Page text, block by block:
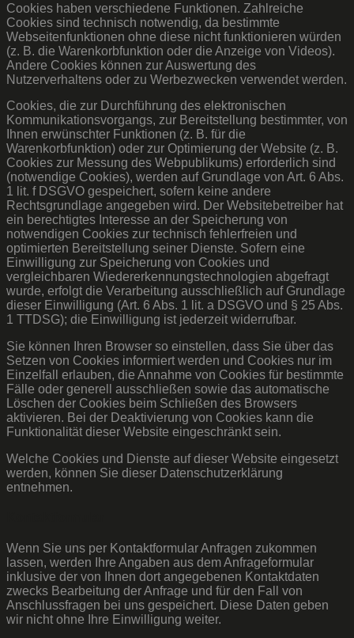
Cookies haben verschiedene Funktionen. Zahlreiche
Cookies sind technisch notwendig, da bestimmte
Webseitenfunktionen ohne diese nicht funktionieren würden
(z. B. die Warenkorbfunktion oder die Anzeige von Videos).
Andere Cookies können zur Auswertung des
Nutzerverhaltens oder zu Werbezwecken verwendet werden.
Cookies, die zur Durchführung des elektronischen
Kommunikationsvorgangs, zur Bereitstellung bestimmter, von
Ihnen erwünschter Funktionen (z. B. für die
Warenkorbfunktion) oder zur Optimierung der Website (z. B.
Cookies zur Messung des Webpublikums) erforderlich sind
(notwendige Cookies), werden auf Grundlage von Art. 6 Abs.
1 lit. f DSGVO gespeichert, sofern keine andere
Rechtsgrundlage angegeben wird. Der Websitebetreiber hat
ein berechtigtes Interesse an der Speicherung von
notwendigen Cookies zur technisch fehlerfreien und
optimierten Bereitstellung seiner Dienste. Sofern eine
Einwilligung zur Speicherung von Cookies und
vergleichbaren Wiedererkennungstechnologien abgefragt
wurde, erfolgt die Verarbeitung ausschließlich auf Grundlage
dieser Einwilligung (Art. 6 Abs. 1 lit. a DSGVO und § 25 Abs.
1 TTDSG); die Einwilligung ist jederzeit widerrufbar.
Sie können Ihren Browser so einstellen, dass Sie über das
Setzen von Cookies informiert werden und Cookies nur im
Einzelfall erlauben, die Annahme von Cookies für bestimmte
Fälle oder generell ausschließen sowie das automatische
Löschen der Cookies beim Schließen des Browsers
aktivieren. Bei der Deaktivierung von Cookies kann die
Funktionalität dieser Website eingeschränkt sein.
Welche Cookies und Dienste auf dieser Website eingesetzt
werden, können Sie dieser Datenschutzerklärung
entnehmen.
Wenn Sie uns per Kontaktformular Anfragen zukommen
lassen, werden Ihre Angaben aus dem Anfrageformular
inklusive der von Ihnen dort angegebenen Kontaktdaten
zwecks Bearbeitung der Anfrage und für den Fall von
Anschlussfragen bei uns gespeichert. Diese Daten geben
wir nicht ohne Ihre Einwilligung weiter.